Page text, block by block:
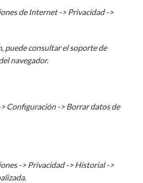
de Internet -> Privacidad ->
puede consultar el soporte de
navegador.
Configuración -> Borrar datos de
-> Privacidad -> Historial ->